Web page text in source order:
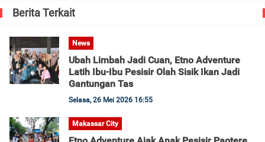
Berita Terkait
News
Ubah Limbah Jadi Cuan, Etno Adventure
Latih Ibu-Ibu Pesisir Olah Sisik Ikan Jadi
Gantungan Tas
Selasa, 26 Mei 2026 16:55
Makassar City